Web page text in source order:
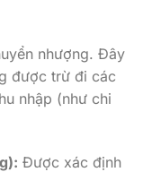
nhượng. Đây
được trừ đi các
nhập (như chi
Được xác định